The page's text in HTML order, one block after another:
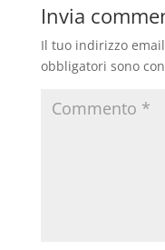
Invia
Il tuo indirizzo
obbligatori sono